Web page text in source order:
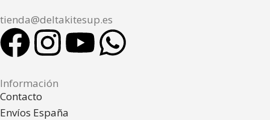
tienda@deltakitesup.es
Información
Contacto
Envíos España